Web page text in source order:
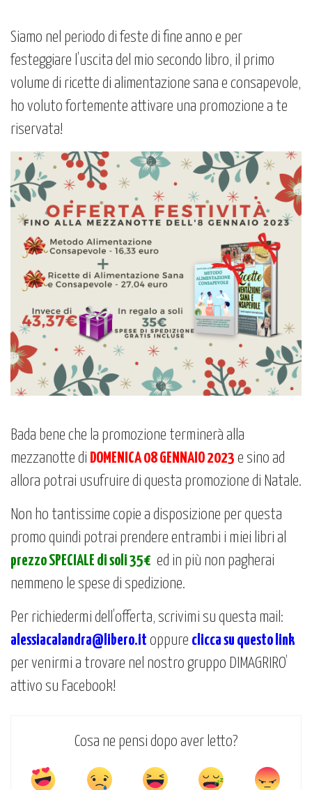
Siamo nel periodo di feste di fine anno e per
festeggiare l’uscita del mio secondo libro, il primo
volume di ricette di alimentazione sana e consapevole,
ho voluto fortemente attivare una promozione a te
riservata!
Bada bene che la promozione terminerà alla
mezzanotte di DOMENICA 08 GENNAIO 2023 e sino ad
allora potrai usufruire di questa promozione di Natale.
Non ho tantissime copie a disposizione per questa
promo quindi potrai prendere entrambi i miei libri al
prezzo SPECIALE di soli 35€ ed in più non pagherai
nemmeno le spese di spedizione.
Per richiedermi dell’offerta, scrivimi su questa mail:
alessiacalandra@libero.it oppure clicca su questo link
per venirmi a trovare nel nostro gruppo DIMAGRIRO’
attivo su Facebook!
Cosa ne pensi dopo aver letto?